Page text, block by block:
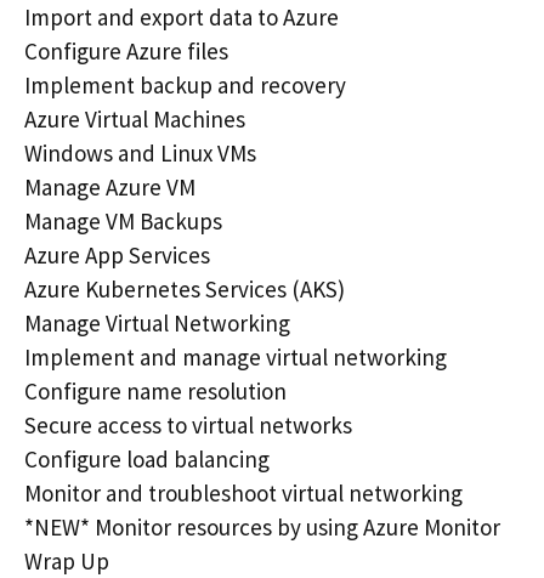
Import and export data to Azure
Configure Azure files
Implement backup and recovery
Azure Virtual Machines
Windows and Linux VMs
Manage Azure VM
Manage VM Backups
Azure App Services
Azure Kubernetes Services (AKS)
Manage Virtual Networking
Implement and manage virtual networking
Configure name resolution
Secure access to virtual networks
Configure load balancing
Monitor and troubleshoot virtual networking
*NEW* Monitor resources by using Azure Monitor
Wrap Up